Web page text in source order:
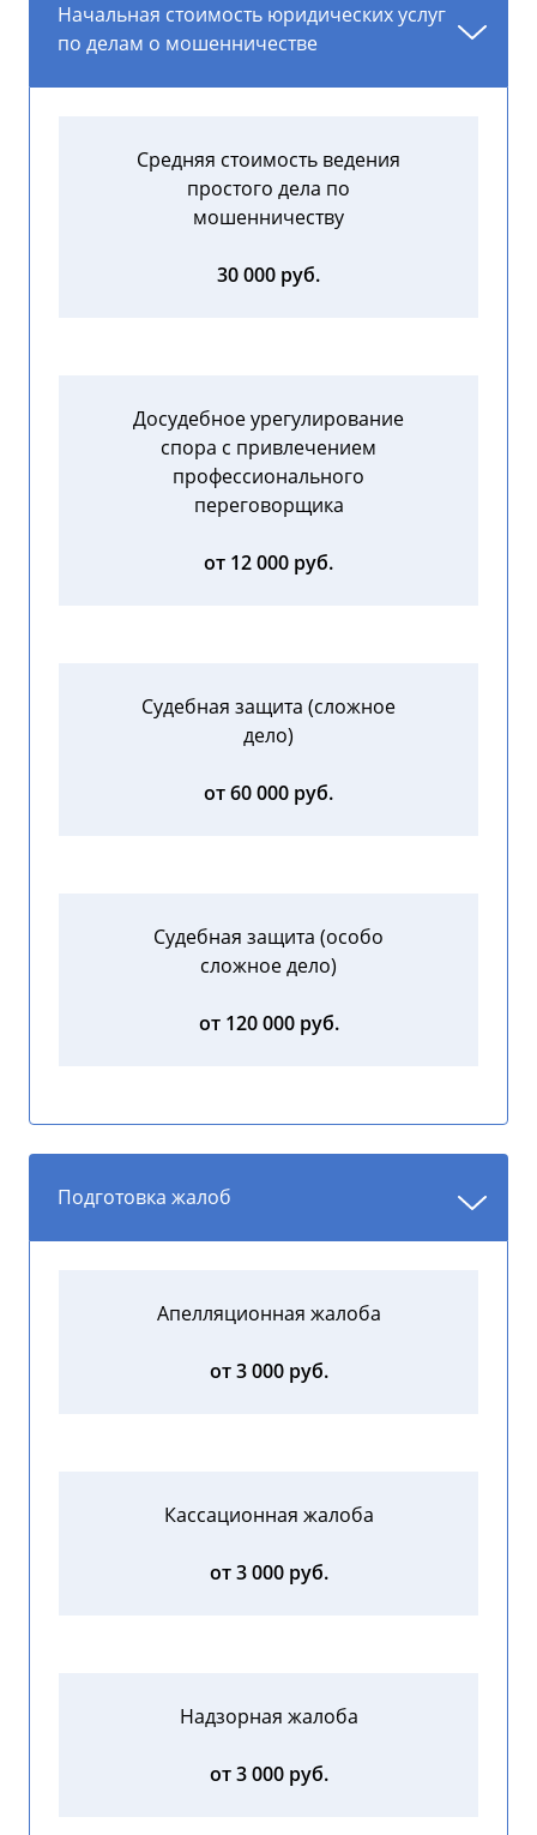
Начальная стоимость юридических услуг
по делам о мошенничестве
Средняя стоимость ведения
простого дела по
мошенничеству
30 000 руб.
Досудебное урегулирование
спора с привлечением
профессионального
переговорщика
от 12 000 руб.
Судебная защита (сложное
дело)
от 60 000 руб.
Судебная защита (особо
сложное дело)
от 120 000 руб.
Подготовка жалоб
Апелляционная жалоба
от 3 000 руб.
Кассационная жалоба
от 3 000 руб.
Надзорная жалоба
от 3 000 руб.